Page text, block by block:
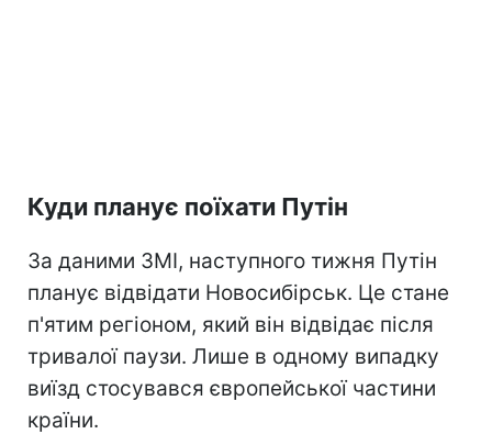
Куди планує поїхати Путін
За даними ЗМІ, наступного тижня Путін
планує відвідати Новосибірськ. Це стане
п'ятим регіоном, який він відвідає після
тривалої паузи. Лише в одному випадку
виїзд стосувався європейської частини
країни.